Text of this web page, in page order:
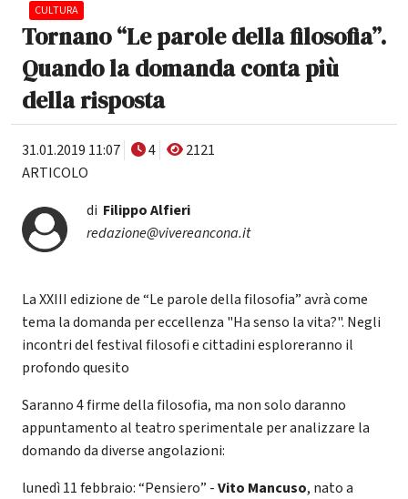
CULTURA
Tornano “Le parole della filosofia”.
Quando la domanda conta più
della risposta
31.01.2019 11:07 4
2121
ARTICOLO
di Filippo Alfieri
redazione@vivereancona.it
La XXIII edizione de “Le parole della filosofia” avrà come
tema la domanda per eccellenza "Ha senso la vita?". Negli
incontri del festival filosofi e cittadini esploreranno il
profondo quesito
Saranno 4 firme della filosofia, ma non solo daranno
appuntamento al teatro sperimentale per analizzare la
domando da diverse angolazioni:
lunedì 11 febbraio: “Pensiero” -Vito Mancuso, nato a